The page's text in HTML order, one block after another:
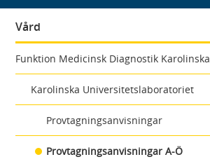
Vård
Funktion Medicinsk Diagnostik Karolinska
Karolinska Universitetslaboratoriet
Provtagningsanvisningar
Provtagningsanvisningar A-Ö